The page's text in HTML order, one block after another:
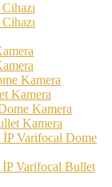
Kamera
Kamera
Kamera
Kamera
Varifocal Dome
Varifocal Bullet